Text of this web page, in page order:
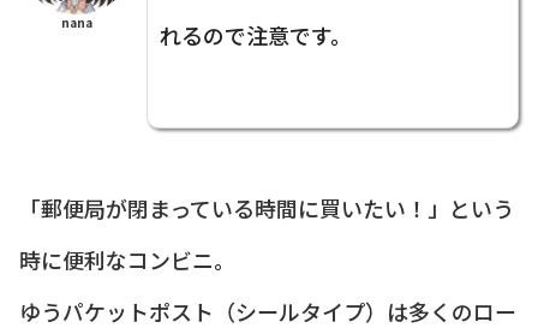
nana
れるので注意です。
「郵便局が閉まっている時間に買いたい！」という
時に便利なコンビニ。
ゆうパケットポスト（シールタイプ）は多くのロー